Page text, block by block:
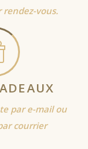
vous.
par e-mail ou
courrier